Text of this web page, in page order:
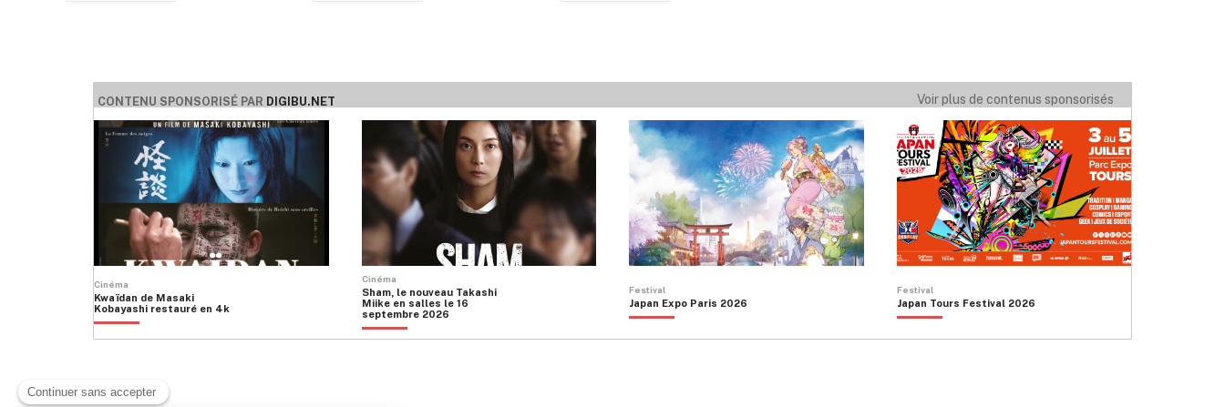
CONTENU SPONSORISÉ PAR DIGIBU.NET Voir plus de contenus sponsorisés
Cinéma
Kwaïdan de Masaki
Kobayashi restauré en 4k
Cinéma
Sham, le nouveau Takashi
Miike en salles le 16
septembre 2026
Festival
Japan Expo Paris 2026
Festival
Japan Tours Festival 2026